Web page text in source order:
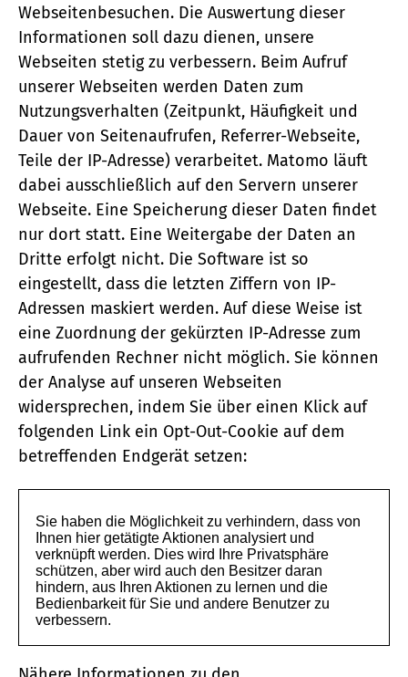
Webseitenbesuchen. Die Auswertung dieser
Informationen soll dazu dienen, unsere
Webseiten stetig zu verbessern. Beim Aufruf
unserer Webseiten werden Daten zum
Nutzungsverhalten (Zeitpunkt, Häufigkeit und
Dauer von Seitenaufrufen, Referrer-Webseite,
Teile der IP-Adresse) verarbeitet. Matomo läuft
dabei ausschließlich auf den Servern unserer
Webseite. Eine Speicherung dieser Daten findet
nur dort statt. Eine Weitergabe der Daten an
Dritte erfolgt nicht. Die Software ist so
eingestellt, dass die letzten Ziffern von IP-
Adressen maskiert werden. Auf diese Weise ist
eine Zuordnung der gekürzten IP-Adresse zum
aufrufenden Rechner nicht möglich. Sie können
der Analyse auf unseren Webseiten
widersprechen, indem Sie über einen Klick auf
folgenden Link ein Opt-Out-Cookie auf dem
betreffenden Endgerät setzen: